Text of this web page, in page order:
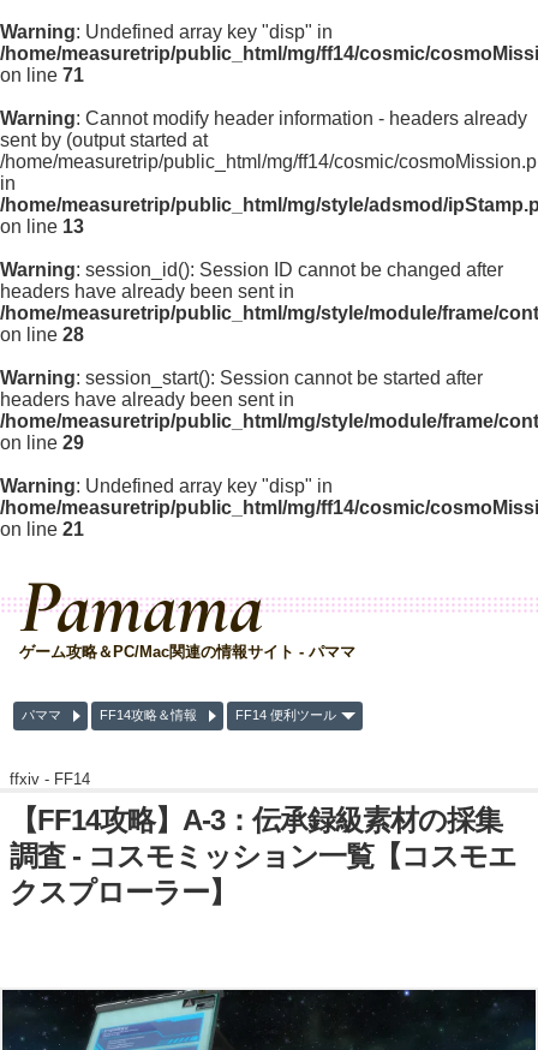
Warning: Undefined array key "disp" in
/home/measuretrip/public_html/mg/ff14/cosmic/
on line 71
Warning: Cannot modify header information - headers already
sent by (output started at
/home/measuretrip/public_html/mg/ff14/cosmic/
in
/home/measuretrip/public_html/mg/style/adsmod/
on line 13
Warning: session_id(): Session ID cannot be changed after
headers have already been sent in
/home/measuretrip/public_html/mg/style/module/frame/
on line 28
Warning: session_start(): Session cannot be started after
headers have already been sent in
/home/measuretrip/public_html/mg/style/module/frame/
on line 29
Warning: Undefined array key "disp" in
/home/measuretrip/public_html/mg/ff14/cosmic/
on line 21
Pamama
ゲーム攻略＆PC/Mac関連の情報サイト - パママ
パママ FF14攻略＆情報 FF14 便利ツール
ffxiv - FF14
【FF14攻略】A-3：伝承録級素材の採集
調査 - コスモミッション一覧【コスモエ
クスプローラー】